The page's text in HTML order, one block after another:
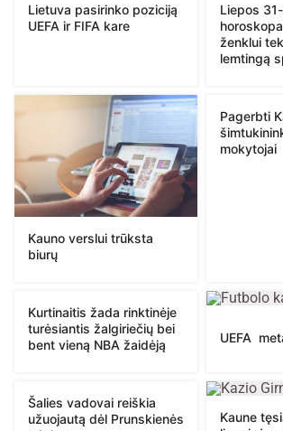
Lietuva pasirinko poziciją
UEFA ir FIFA kare
Liepos
ženklui
lemtingą
Kauno verslui trūksta
biurų
Pagerbti
mokytojai
Kurtinaitis žada rinktinėje
turėsiantis žalgiriečių bei
bent vieną NBA žaidėją
UEFA
Šalies vadovai reiškia
užuojautą dėl Prunskienės
Kaune